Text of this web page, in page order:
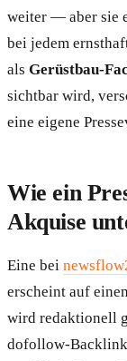
weiter — aber sie
bei jedem
als Gerüstbau-
sichtbar wird,
eine eigene
Wie ein
Akquise
Eine bei
erscheint auf
wird redaktionell
dofollow-Backlink